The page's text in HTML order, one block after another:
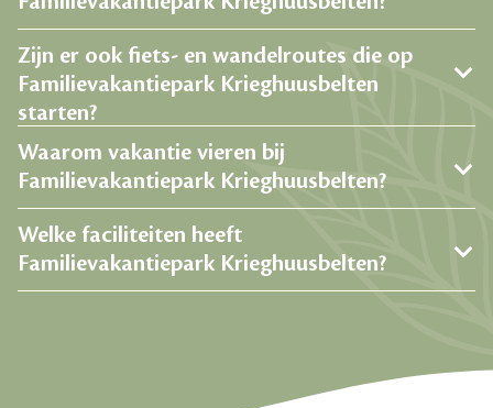
Zijn er ook fiets- en wandelroutes die op
Familievakantiepark Krieghuusbelten
starten?
Waarom vakantie vieren bij
Familievakantiepark Krieghuusbelten?
Welke faciliteiten heeft
Familievakantiepark Krieghuusbelten?